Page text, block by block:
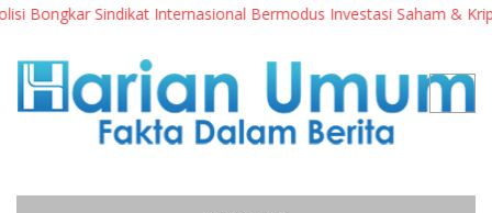
Sindikat Internasional Bermodus Investasi Saham & Kripto